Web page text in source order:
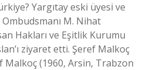
Yargıtay eski üyesi ve
M. Nihat
Hakları ve Eşitlik Kurumu
ziyaret etti. Şeref Malkoç
Malkoç (1960, Arsin, Trabzon